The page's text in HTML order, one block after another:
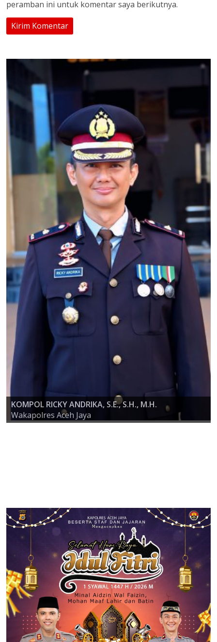
peramban ini untuk komentar saya berikutnya.
AKBP ZULFA RENALDO, S.I.K., M.Si
KAPOLRES ACEH JAYA
KOMPOL RICKY ANDRIKA, S.E., S.H., M.H.
Wakapolres Aceh Jaya